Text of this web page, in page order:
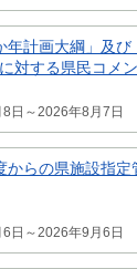
年計画大綱」及び
に対する県民コメ
日～2026年8月7日
からの県施設指定
日～2026年9月6日